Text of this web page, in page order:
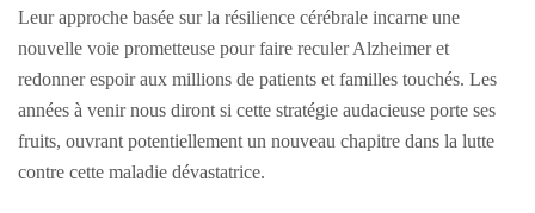
Leur approche basée sur la résilience cérébrale incarne une
nouvelle voie prometteuse pour faire reculer Alzheimer et
redonner espoir aux millions de patients et familles touchés. Les
années à venir nous diront si cette stratégie audacieuse porte ses
fruits, ouvrant potentiellement un nouveau chapitre dans la lutte
contre cette maladie dévastatrice.